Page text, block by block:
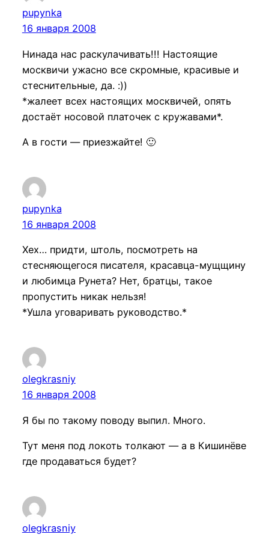
pupynka
16 января 2008
Нинада нас раскулачивать!!! Настоящие
москвичи ужасно все скромные, красивые и
стеснительные, да. :))
*жалеет всех настоящих москвичей, опять
достаёт носовой платочек с кружавами*.
А в гости — приезжайте! 🙂
pupynka
16 января 2008
Хех… придти, штоль, посмотреть на
стесняющегося писателя, красавца-мущщину
и любимца Рунета? Нет, братцы, такое
пропустить никак нельзя!
*Ушла уговаривать руководство.*
olegkrasniy
16 января 2008
Я бы по такому поводу выпил. Много.
Тут меня под локоть толкают — а в Кишинёве
где продаваться будет?
olegkrasniy